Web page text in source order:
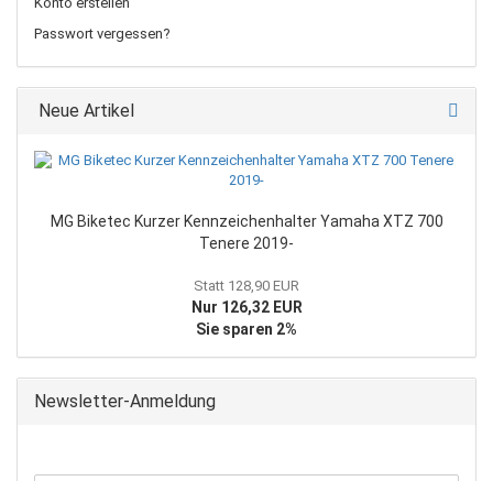
Passwort vergessen?
Neue Artikel
MG Biketec Kurzer Kennzeichenhalter Yamaha XTZ 700
Tenere 2019-
Statt 128,90 EUR
Nur 126,32 EUR
Sie sparen 2%
Newsletter-Anmeldung